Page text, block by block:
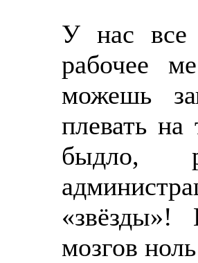
У нас все
рабочее
можешь
плевать на
быдло,
мозгов